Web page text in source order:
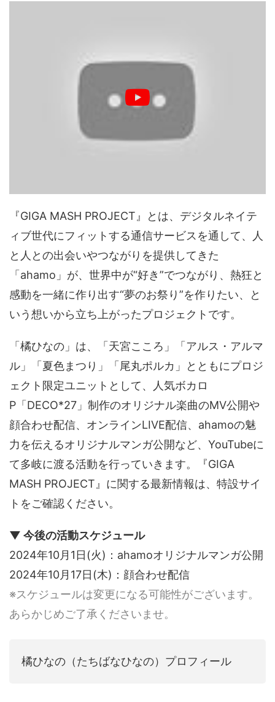
『GIGA MASH PROJECT』とは、デジタルネイテ
ィブ世代にフィットする通信サービスを通して、人
と人との出会いやつながりを提供してきた
「ahamo」が、世界中が“好き”でつながり、熱狂と
感動を一緒に作り出す“夢のお祭り”を作りたい、と
いう想いから立ち上がったプロジェクトです。
「橘ひなの」は、「天宮こころ」「アルス・アルマ
ル」「夏色まつり」「尾丸ポルカ」とともにプロジ
ェクト限定ユニットとして、人気ボカロ
P「DECO*27」制作のオリジナル楽曲のMV公開や
顔合わせ配信、オンラインLIVE配信、ahamoの魅
力を伝えるオリジナルマンガ公開など、YouTubeに
て多岐に渡る活動を行っていきます。『GIGA
MASH PROJECT』に関する最新情報は、特設サイ
トをご確認ください。
▼ 今後の活動スケジュール
2024年10月1日(火)：ahamoオリジナルマンガ公開
2024年10月17日(木)：顔合わせ配信
※スケジュールは変更になる可能性がございます。
あらかじめご了承くださいませ。
橘ひなの（たちばなひなの）プロフィール